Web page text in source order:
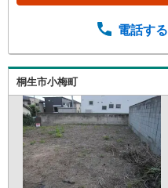
電話する
桐生市小梅町